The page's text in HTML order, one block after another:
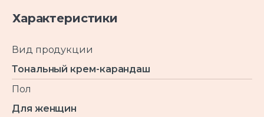
Характеристики
Вид продукции
Тональный крем-карандаш
Пол
Для женщин